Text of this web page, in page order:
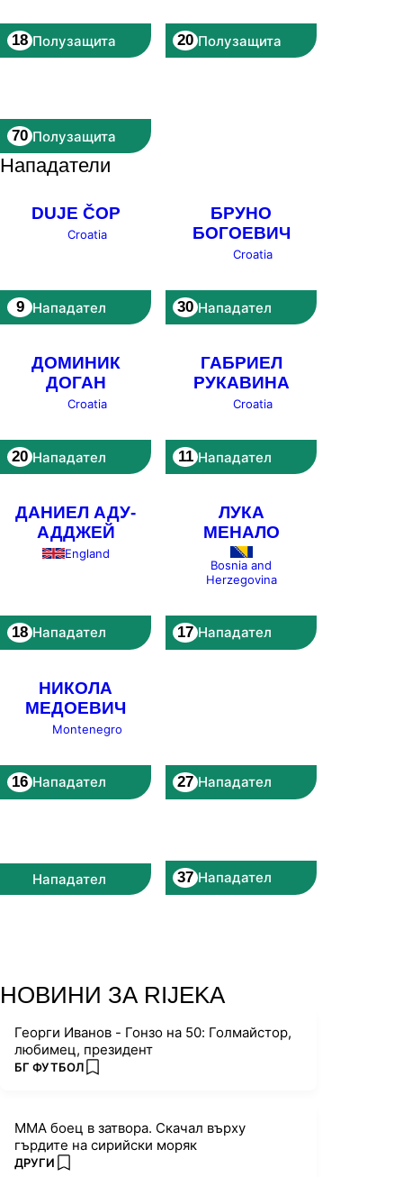
18 Полузащита 20 Полузащита
70 Полузащита
Нападатели
DUJE ČOP
Croatia
9 Нападател
БРУНО
БОГОЕВИЧ
Croatia
30 Нападател
ДОМИНИК
ДОГАН
Croatia
20 Нападател
ГАБРИЕЛ
РУКАВИНА
Croatia
11 Нападател
ДАНИЕЛ АДУ-
АДДЖЕЙ
England
18 Нападател
ЛУКА
МЕНАЛО
Bosnia and
Herzegovina
17 Нападател
НИКОЛА
МЕДОЕВИЧ
Montenegro
16 Нападател 27 Нападател
Нападател 37 Нападател
НОВИНИ ЗА RIJEKA
Георги Иванов - Гонзо на 50: Голмайстор,
любимец, президент
ПОВЕЧЕ ОТ
БГ ФУТБОЛ add favorites
ММА боец в затвора. Скачал върху
гърдите на сирийски моряк
ПОВЕЧЕ ОТ
ДРУГИ add favorites